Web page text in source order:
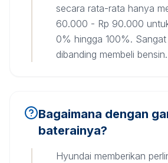
secara rata-rata hanya
60.000 - Rp 90.000
0% hingga 100%.
dibanding membeli bensin.
Bagaimana dengan
baterainya?
Hyundai memberikan